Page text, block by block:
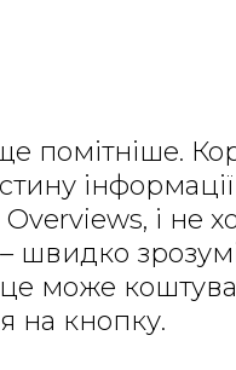
помітніше.
і не
швидко
це може
на кнопку.